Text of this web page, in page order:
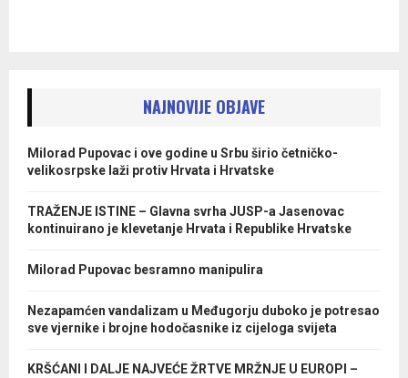
NAJNOVIJE OBJAVE
Milorad Pupovac i ove godine u Srbu širio četničko-
velikosrpske laži protiv Hrvata i Hrvatske
TRAŽENJE ISTINE – Glavna svrha JUSP-a Jasenovac
kontinuirano je klevetanje Hrvata i Republike Hrvatske
Milorad Pupovac besramno manipulira
Nezapamćen vandalizam u Međugorju duboko je potresao
sve vjernike i brojne hodočasnike iz cijeloga svijeta
KRŠĆANI I DALJE NAJVEĆE ŽRTVE MRŽNJE U EUROPI –